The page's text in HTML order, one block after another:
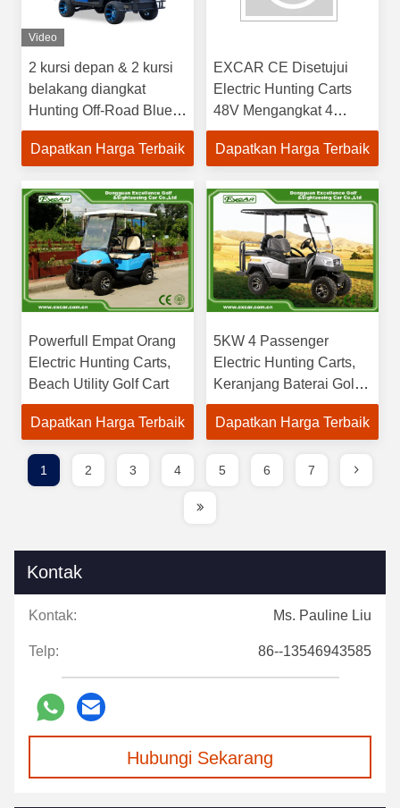
Video
2 kursi depan & 2 kursi
belakang diangkat
Hunting Off-Road Blue
Electric Golf Cart untuk
Lapangan Golf
Dapatkan Harga Terbaik
EXCAR CE Disetujui
Electric Hunting Carts
48V Mengangkat 4
Seater Golf Cart 3.7KW
Dapatkan Harga Terbaik
Powerfull Empat Orang
Electric Hunting Carts,
Beach Utility Golf Cart
Dapatkan Harga Terbaik
5KW 4 Passenger
Electric Hunting Carts,
Keranjang Baterai Golf
48v
Dapatkan Harga Terbaik
1 2 3 4 5 6 7
Kontak
Kontak: Ms. Pauline Liu
Telp: 86--13546943585
Hubungi Sekarang